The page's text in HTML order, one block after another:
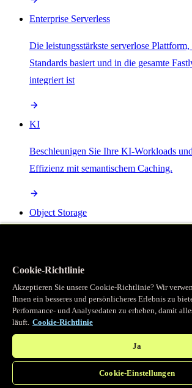
Enterprise Serverless
Die leistungsstärkste serverlose
Standards basiert und in die gesamte
integriert ist
KI
Beschleunigen Sie Ihre KI-Workloads
Effizienz mit semantischem Caching.
Object Storage
Programmierbarer Cache
Erhalten Sie vollständigen
legendäre Caching, das unser CDN
Cookie-Richtlinie
Akzeptieren Sie unsere Cookie-Richtlinie? Wir
Ihnen ein besseres und persönlicheres Erlebnis zu
Performance- und Analysedaten zu erheben, damit
läuft. Cookie-Richtlinie
Ja
Cookie-Einstellungen